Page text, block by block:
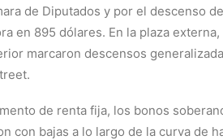
de Diputados y por el descenso
en 895 dólares. En la plaza
marcaron descensos
de renta fija, los bonos
con bajas a lo largo de la curva de